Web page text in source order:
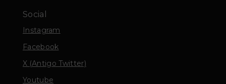
Social
Instagram
Facebook
X (Antigo Twitter)
Youtube